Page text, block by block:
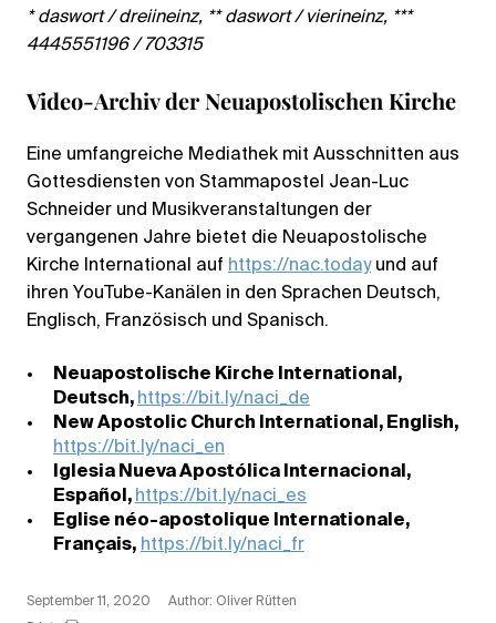
* daswort / dreiineinz, ** daswort / vierineinz, ***
4445551196 / 703315
Video-Archiv der Neuapostolischen Kirche
Eine umfangreiche Mediathek mit Ausschnitten aus
Gottesdiensten von Stammapostel Jean-Luc
Schneider und Musikveranstaltungen der
vergangenen Jahre bietet die Neuapostolische
Kirche International auf https://nac.todayund auf
ihren YouTube-Kanälen in den Sprachen Deutsch,
Englisch, Französisch und Spanisch.
Neuapostolische Kirche International,
Deutsch, https://bit.ly/naci_de
New Apostolic Church International, English,
https://bit.ly/naci_en
Iglesia Nueva Apostólica Internacional,
Español, https://bit.ly/naci_es
Eglise néo-apostolique Internationale,
Français, https://bit.ly/naci_fr
September 11, 2020
Author: Oliver Rütten